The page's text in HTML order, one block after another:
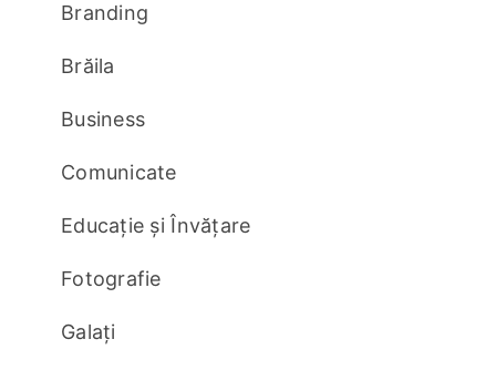
Branding
Brăila
Business
Comunicate
Educație și Învățare
Fotografie
Galați